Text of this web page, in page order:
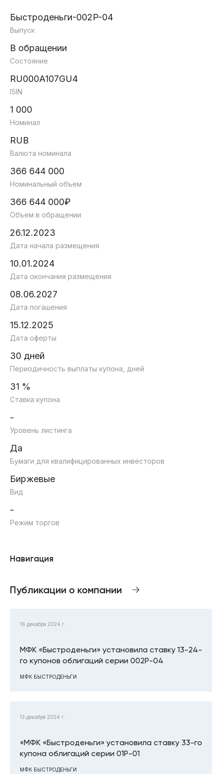
Быстроденьги-002P-04
Выпуск
В обращении
Состояние
RU000A107GU4
ISIN
1 000
Номинал
RUB
Валюта номинала
366 644 000
Номинальный объем
366 644 000₽
Объем в обращении
26.12.2023
Дата начала размещения
10.01.2024
Дата окончания размещения
08.06.2027
Дата погашения
15.12.2025
Дата оферты
30 дней
Периодичность выплаты купона, дней
31 %
Ставка купона
-
Уровень листинга
Да
Бумаги для квалифицированных инвесторов
Биржевые
Вид
-
Режим торгов
Навигация
Публикации о компании
16 декабря 2024 г.
МФК «Быстроденьги» установила ставку 13-24-
го купонов облигаций серии 002Р-04
МФК БЫСТРОДЕНЬГИ
13 декабря 2024 г.
«МФК «Быстроденьги» установила ставку 33-го
купона облигаций серии 01P-01
МФК БЫСТРОДЕНЬГИ